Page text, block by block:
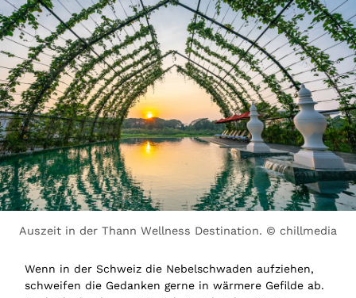
Auszeit in der Thann Wellness Destination. © chillmedia
Wenn in der Schweiz die Nebelschwaden aufziehen,
schweifen die Gedanken gerne in wärmere Gefilde ab.